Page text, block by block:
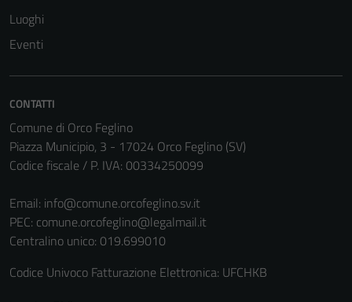
Luoghi
Eventi
CONTATTI
Comune di Orco Feglino
Piazza Municipio, 3 - 17024 Orco Feglino (SV)
Codice fiscale / P. IVA: 00334250099
Email: info@comune.orcofeglino.sv.it
PEC: comune.orcofeglino@legalmail.it
Centralino unico: 019.699010
Codice Univoco Fatturazione Elettronica: UFCHKB
Questi cookie